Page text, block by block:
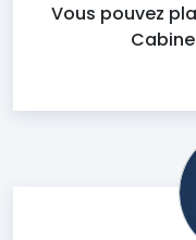
Vous pouvez